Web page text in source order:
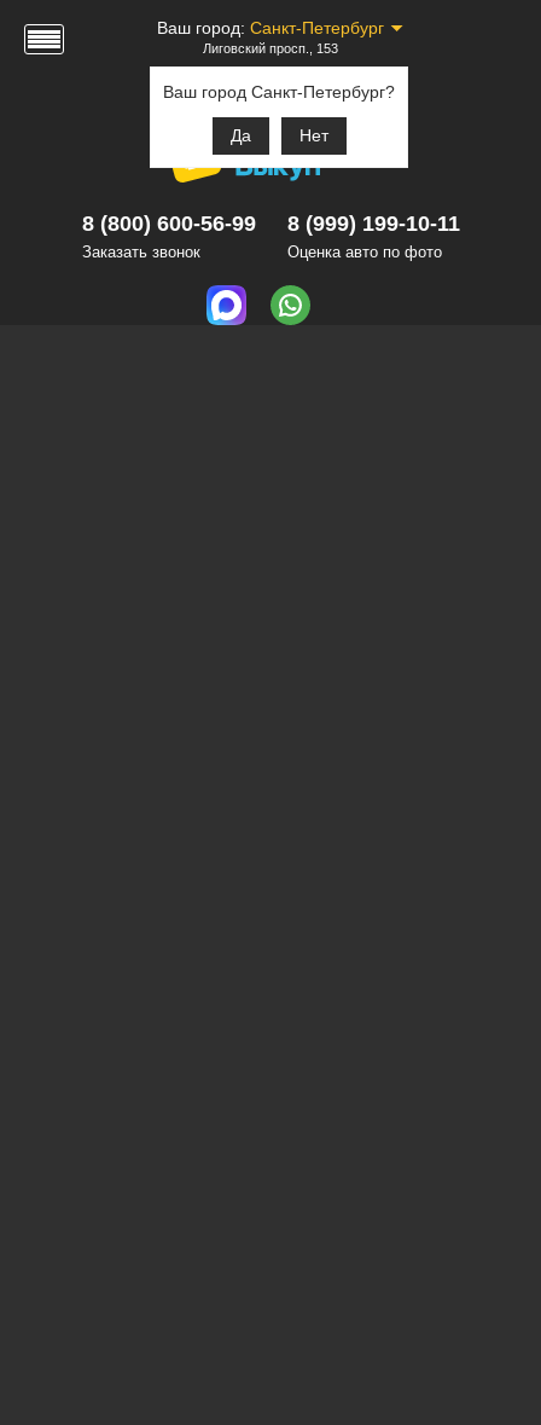
Ваш город: Санкт-Петербург
Ваш город Санкт-Петербург?
Да Нет
Лиговский просп., 153
8 (800) 600-56-99
Заказать звонок
8 (999) 199-10-11
Оценка авто по фото